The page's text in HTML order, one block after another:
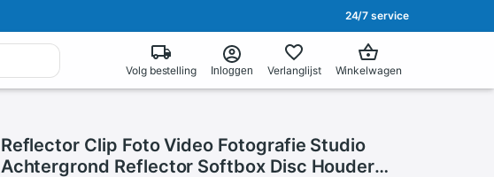
24/7 service
Volg bestelling Inloggen Verlanglijst Winkelwagen
Reflector Clip Foto Video Fotografie Studio
Achtergrond Reflector Softbox Disc Houder